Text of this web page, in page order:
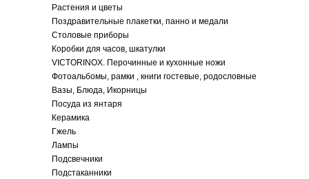
Растения и цветы
Поздравительные плакетки, панно и медали
Столовые приборы
Коробки для часов, шкатулки
VICTORINOX. Перочинные и кухонные ножи
Фотоальбомы, рамки , книги гостевые, родословные
Вазы, Блюда, Икорницы
Посуда из янтаря
Керамика
Гжель
Лампы
Подсвечники
Подстаканники